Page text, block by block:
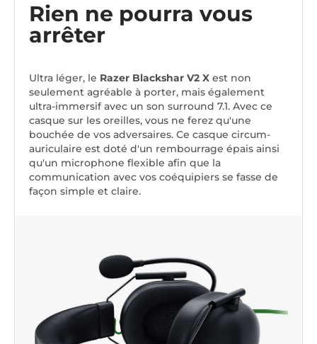
Rien ne pourra vous
arrêter
Ultra léger, le Razer Blackshar V2 X est non
seulement agréable à porter, mais également
ultra-immersif avec un son surround 7.1. Avec ce
casque sur les oreilles, vous ne ferez qu'une
bouchée de vos adversaires. Ce casque circum-
auriculaire est doté d'un rembourrage épais ainsi
qu'un microphone flexible afin que la
communication avec vos coéquipiers se fasse de
façon simple et claire.